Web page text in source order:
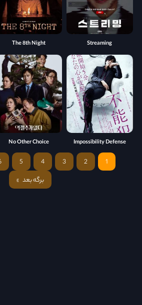
Streaming
The 8th Night
Impossibility Defense
No Other Choice
1
2
3
4
5
برگه بعد »